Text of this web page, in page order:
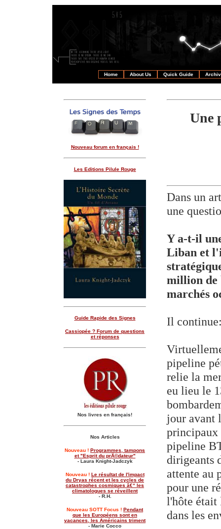
Home About Us Quick Guide
Nouveau forum en français !
Les Editions Pilule Rouge
Guide Rapide des Signes
Cassiopée ? Forum de questions
et réponses
Nos livres en français!
Nos Articles
Nouveau ! Programmes, tampons
et "Esprit du prÃ©dateur"
- Laura Knight-Jadczyk
Nouveau ! Le résultat de l'impact
du Dryas récent et les cycles de
catastrophes cosmiques â€“ les
climatologues se réveillent
- R.H.
Nouveau SOTT Focus ! Pendant
que les Européens sont en
vacances, les Américains triment
- Marie Cocco
Une
Dans un
une
Y a-t-il
Liban et
million de
marchés
Il
pipeline
relie la
eu lieu le
jour avant
principaux
pipeline
dirigeants
attente au
pour une
l'hôte était
dans les